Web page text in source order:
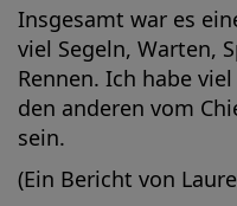
Insgesamt war es
viel Segeln, Warten,
Rennen. Ich habe
den anderen vom
sein.
(Ein Bericht von